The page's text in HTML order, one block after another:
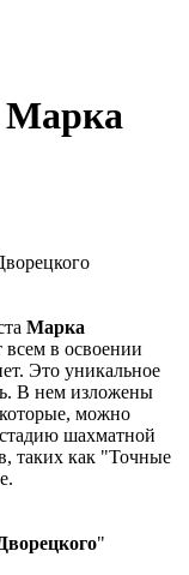
Марка
Марка
в освоении
Это уникальное
В нем изложены
можно
шахматной
таких как "Точные
"